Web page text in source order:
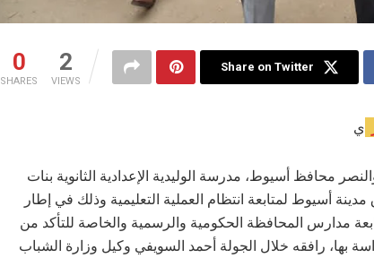
0
SHARES
2
VIEWS
Share on Twitter
ي
محافظ أسيوط، مدرسة الوليدية الإعدادية الثانوية بنات
أسيوط لمتابعة انتظام العملية التعليمية وذلك في إطار
مدارس المحافظة الحكومية والرسمية والخاصة للتأكد من
بها، رافقه خلال الجولة أحمد السويفي وكيل وزارة الشباب